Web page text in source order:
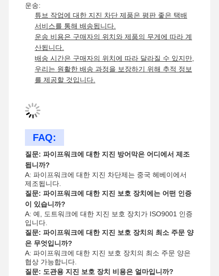
태양광 장착 용품
태양광 장착 채널
태양광 지붕 통로
운송:
튜브 작업에 대한 지진 차단 제품은 평판 좋은 택배
서비스를 통해 배송됩니다.
운송 비용은 구매자의 위치와 제품의 무게에 따라 계
산됩니다.
배송 시간은 구매자의 위치에 따라 달라질 수 있지만,
우리는 원활한 배송 과정을 보장하기 위해 추적 정보
를 제공할 것입니다.
FAQ:
질문: 파이프워크에 대한 지진 방어막은 어디에서 제조
됩니까?
A: 파이프워크에 대한 지진 차단제는 중국 헤베이에서
제조됩니다.
질문: 파이프워크에 대한 지진 보호 장치에는 어떤 인증
이 있습니까?
A: 예, 도트워크에 대한 지진 보호 장치가 ISO9001 인증
입니다.
질문: 파이프워크에 대한 지진 보호 장치의 최소 주문 양
은 무엇입니까?
A: 파이프워크에 대한 지진 보호 장치의 최소 주문 양은
협상 가능합니다.
질문: 도관용 지진 보호 장치 비용은 얼마입니까?